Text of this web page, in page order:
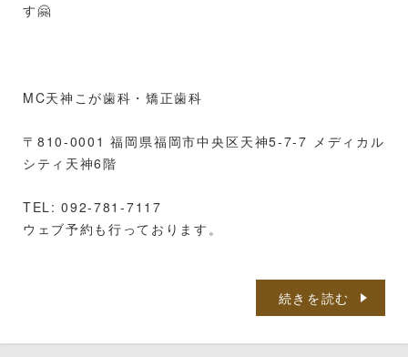
す🤗
MC天神こが歯科・矯正歯科
〒810-0001 福岡県福岡市中央区天神5-7-7 メディカル
シティ天神6階
TEL: 092-781-7117
ウェブ予約も行っております。
続きを読む